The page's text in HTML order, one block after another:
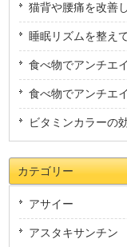
猫背や腰痛を改善
睡眠リズムを整え
食べ物でアンチエ
食べ物でアンチエ
ビタミンカラーの
カテゴリー
アサイー
アスタキサンチン